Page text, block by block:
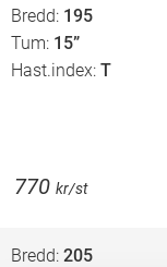
Bredd 195
Tum 15”
Hast.index T
770 kr/st
Bredd 205